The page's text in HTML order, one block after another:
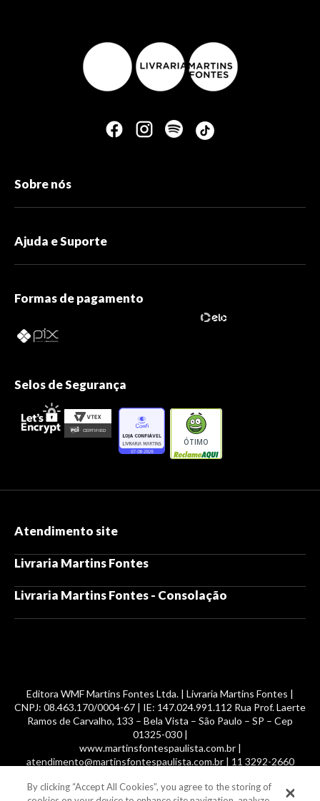
Sobre nós
Ajuda e Suporte
Formas de pagamento
Selos de Segurança
ÓTIMO
Atendimento site
Livraria Martins Fontes
Livraria Martins Fontes - Consolação
Editora WMF Martins Fontes Ltda. | Livraria Martins Fontes |
CNPJ: 08.463.170/0004-67 | IE: 147.024.991.112 Rua Prof. Laerte
Ramos de Carvalho, 133 – Bela Vista – São Paulo – SP – Cep
01325-030 |
www.martinsfontespaulista.com.br |
atendimento@martinsfontespaulista.com.br | 11 3292-2660
© 2014 -2026, MartinsFontes livros nacionais e importados,
By clicking “Accept All Cookies”, you agree to the storing of